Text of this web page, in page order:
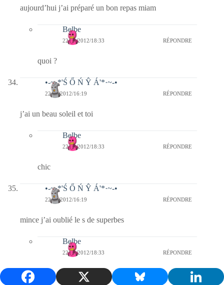
aujourd’hui j’ai préparé un bon repas miam
Belbe
22/01/2012/18:33 RÉPONDRE
quoi ?
•-~·*'Ś Ő Ń Ŷ Á'*·~-•
22/01/2012/16:19 RÉPONDRE
j’ai un beau soleil et toi
Belbe
22/01/2012/18:33 RÉPONDRE
chic
•-~·*'Ś Ő Ń Ŷ Á'*·~-•
22/01/2012/16:19 RÉPONDRE
mince j’ai oublié le s de superbes
Belbe
22/01/2012/18:33 RÉPONDRE